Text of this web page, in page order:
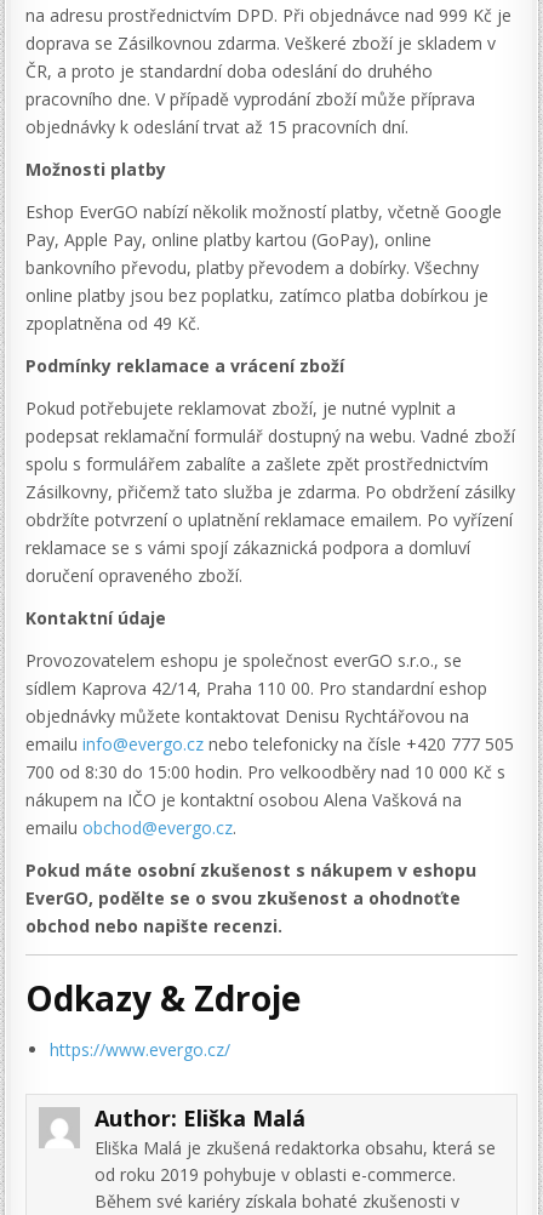
na adresu prostřednictvím DPD. Při objednávce nad 999 Kč je
doprava se Zásilkovnou zdarma. Veškeré zboží je skladem v
ČR, a proto je standardní doba odeslání do druhého
pracovního dne. V případě vyprodání zboží může příprava
objednávky k odeslání trvat až 15 pracovních dní.
Možnosti platby
Eshop EverGO nabízí několik možností platby, včetně Google
Pay, Apple Pay, online platby kartou (GoPay), online
bankovního převodu, platby převodem a dobírky. Všechny
online platby jsou bez poplatku, zatímco platba dobírkou je
zpoplatněna od 49 Kč.
Podmínky reklamace a vrácení zboží
Pokud potřebujete reklamovat zboží, je nutné vyplnit a
podepsat reklamační formulář dostupný na webu. Vadné zboží
spolu s formulářem zabalíte a zašlete zpět prostřednictvím
Zásilkovny, přičemž tato služba je zdarma. Po obdržení zásilky
obdržíte potvrzení o uplatnění reklamace emailem. Po vyřízení
reklamace se s vámi spojí zákaznická podpora a domluví
doručení opraveného zboží.
Kontaktní údaje
Provozovatelem eshopu je společnost everGO s.r.o., se
sídlem Kaprova 42/14, Praha 110 00. Pro standardní eshop
objednávky můžete kontaktovat Denisu Rychtářovou na
emailuinfo@evergo.cz nebo telefonicky na čísle +420 777 505
700 od 8:30 do 15:00 hodin. Pro velkoodběry nad 10 000 Kč s
nákupem na IČO je kontaktní osobou Alena Vašková na
emailuobchod@evergo.cz.
Pokud máte osobní zkušenost s nákupem v eshopu
EverGO, podělte se o svou zkušenost a ohodnoťte
obchod nebo napište recenzi.
Odkazy & Zdroje
https://www.evergo.cz/
Author: Eliška Malá
Eliška Malá je zkušená redaktorka obsahu, která se
od roku 2019 pohybuje v oblasti e-commerce.
Během své kariéry získala bohaté zkušenosti v